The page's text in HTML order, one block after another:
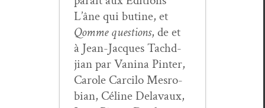
L’âne qui butine, et
Qomme ques­tions, de et
à Jean-Jacques Tachd­
jian par Van­i­na Pin­ter,
Car­ole Car­ci­lo Mes­ro­
bian, Céline Delavaux,